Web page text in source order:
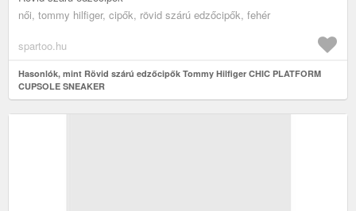
női, tommy hilfiger, cipők, rövid szárú edzőcipők, fehér
spartoo.hu
Hasonlók, mint Rövid szárú edzőcipők Tommy Hilfiger CHIC PLATFORM
CUPSOLE SNEAKER